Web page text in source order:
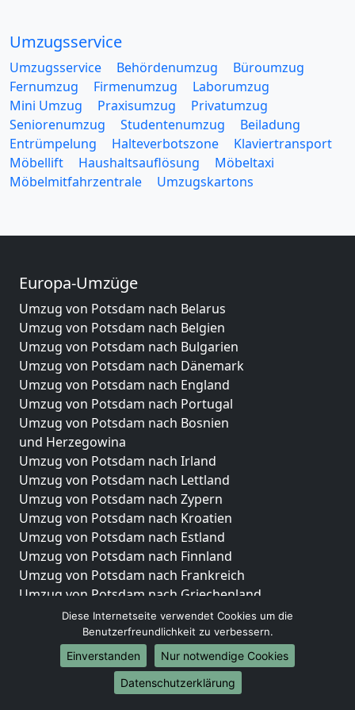
Umzugsservice
Umzugsservice Behördenumzug
Büroumzug
Fernumzug
Firmenumzug
Laborumzug
Mini Umzug
Praxisumzug
Privatumzug
Seniorenumzug
Studentenumzug
Beiladung
Entrümpelung
Halteverbotszone
Klaviertransport
Möbellift
Haushaltsauflösung
Möbeltaxi
Möbelmitfahrzentrale
Umzugskartons
Europa-Umzüge
Umzug von Potsdam nach Belarus
Umzug von Potsdam nach Belgien
Umzug von Potsdam nach Bulgarien
Umzug von Potsdam nach Dänemark
Umzug von Potsdam nach England
Umzug von Potsdam nach Portugal
Umzug von Potsdam nach Bosnien
und Herzegowina
Umzug von Potsdam nach Irland
Umzug von Potsdam nach Lettland
Umzug von Potsdam nach Zypern
Umzug von Potsdam nach Kroatien
Umzug von Potsdam nach Estland
Umzug von Potsdam nach Finnland
Umzug von Potsdam nach Frankreich
Umzug von Potsdam nach Griechenland
Umzug von Potsdam nach Italien
Umzug von Potsdam nach Liechtenstein
Umzug von Potsdam nach Luxemburg
Umzug von Potsdam nach Niederlande
Umzug von Potsdam nach Norwegen
Diese Internetseite verwendet Cookies um die
Benutzerfreundlichkeit zu verbessern.
Einverstanden
Nur notwendige Cookies
Datenschutzerklärung